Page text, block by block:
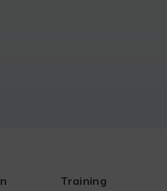
Training